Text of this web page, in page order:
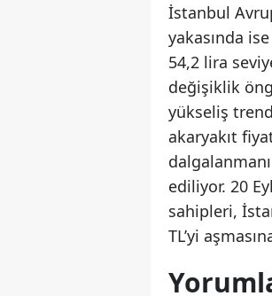
İstanbul
yakasında
54,2 lira
değişiklik
yükseliş
akaryakıt
ediliyor. 20
sahipleri,
TL’yi